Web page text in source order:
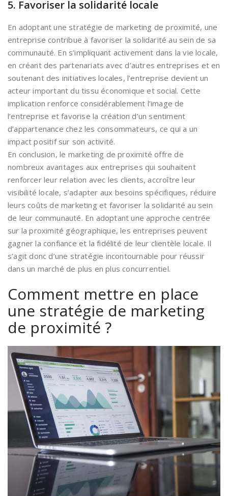
5. Favoriser la solidarité locale
En adoptant une stratégie de marketing de proximité, une
entreprise contribue à favoriser la solidarité au sein de sa
communauté. En s’impliquant activement dans la vie locale,
en créant des partenariats avec d’autres entreprises et en
soutenant des initiatives locales, l’entreprise devient un
acteur important du tissu économique et social. Cette
implication renforce considérablement l’image de
l’entreprise et favorise la création d’un sentiment
d’appartenance chez les consommateurs, ce qui a un
impact positif sur son activité.
En conclusion, le marketing de proximité offre de
nombreux avantages aux entreprises qui souhaitent
renforcer leur relation avec les clients, accroître leur
visibilité locale, s’adapter aux besoins spécifiques, réduire
leurs coûts de marketing et favoriser la solidarité au sein
de leur communauté. En adoptant une approche centrée
sur la proximité géographique, les entreprises peuvent
gagner la confiance et la fidélité de leur clientèle locale. Il
s’agit donc d’une stratégie incontournable pour réussir
dans un marché de plus en plus concurrentiel.
Comment mettre en place
une stratégie de marketing
de proximité ?